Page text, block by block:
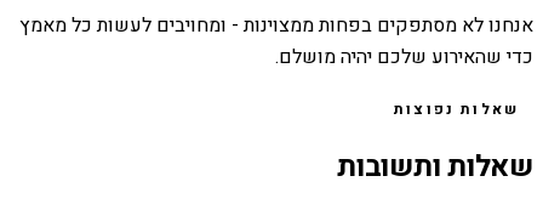
אנחנו לא מסתפקים בפחות ממצוינות - ומחויבים לעשות כל מאמץ
כדי שהאירוע שלכם יהיה מושלם.
שאלות נפוצות
שאלות ותשובות